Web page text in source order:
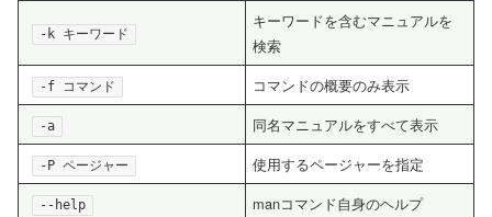
-k キーワード
キーワードを含むマニュアルを
検索
-f コマンド コマンドの概要のみ表示
-a 同名マニュアルをすべて表示
-P ページャー 使用するページャーを指定
--help manコマンド自身のヘルプ